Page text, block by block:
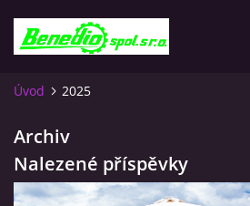
NOVINKY
Úvod 2025
Archiv
Nalezené příspěvky